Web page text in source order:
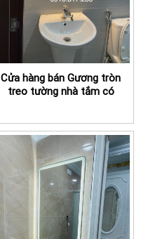
Cửa hàng bán Gương tròn
treo tường nhà tắm có